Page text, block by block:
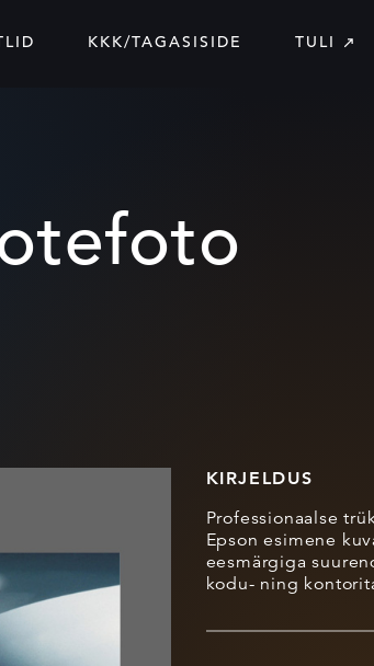
KKK/TAGASISIDE TULI
KIRJELDUS
Professionaalse
Epson esimene
eesmärgiga
kodu- ning